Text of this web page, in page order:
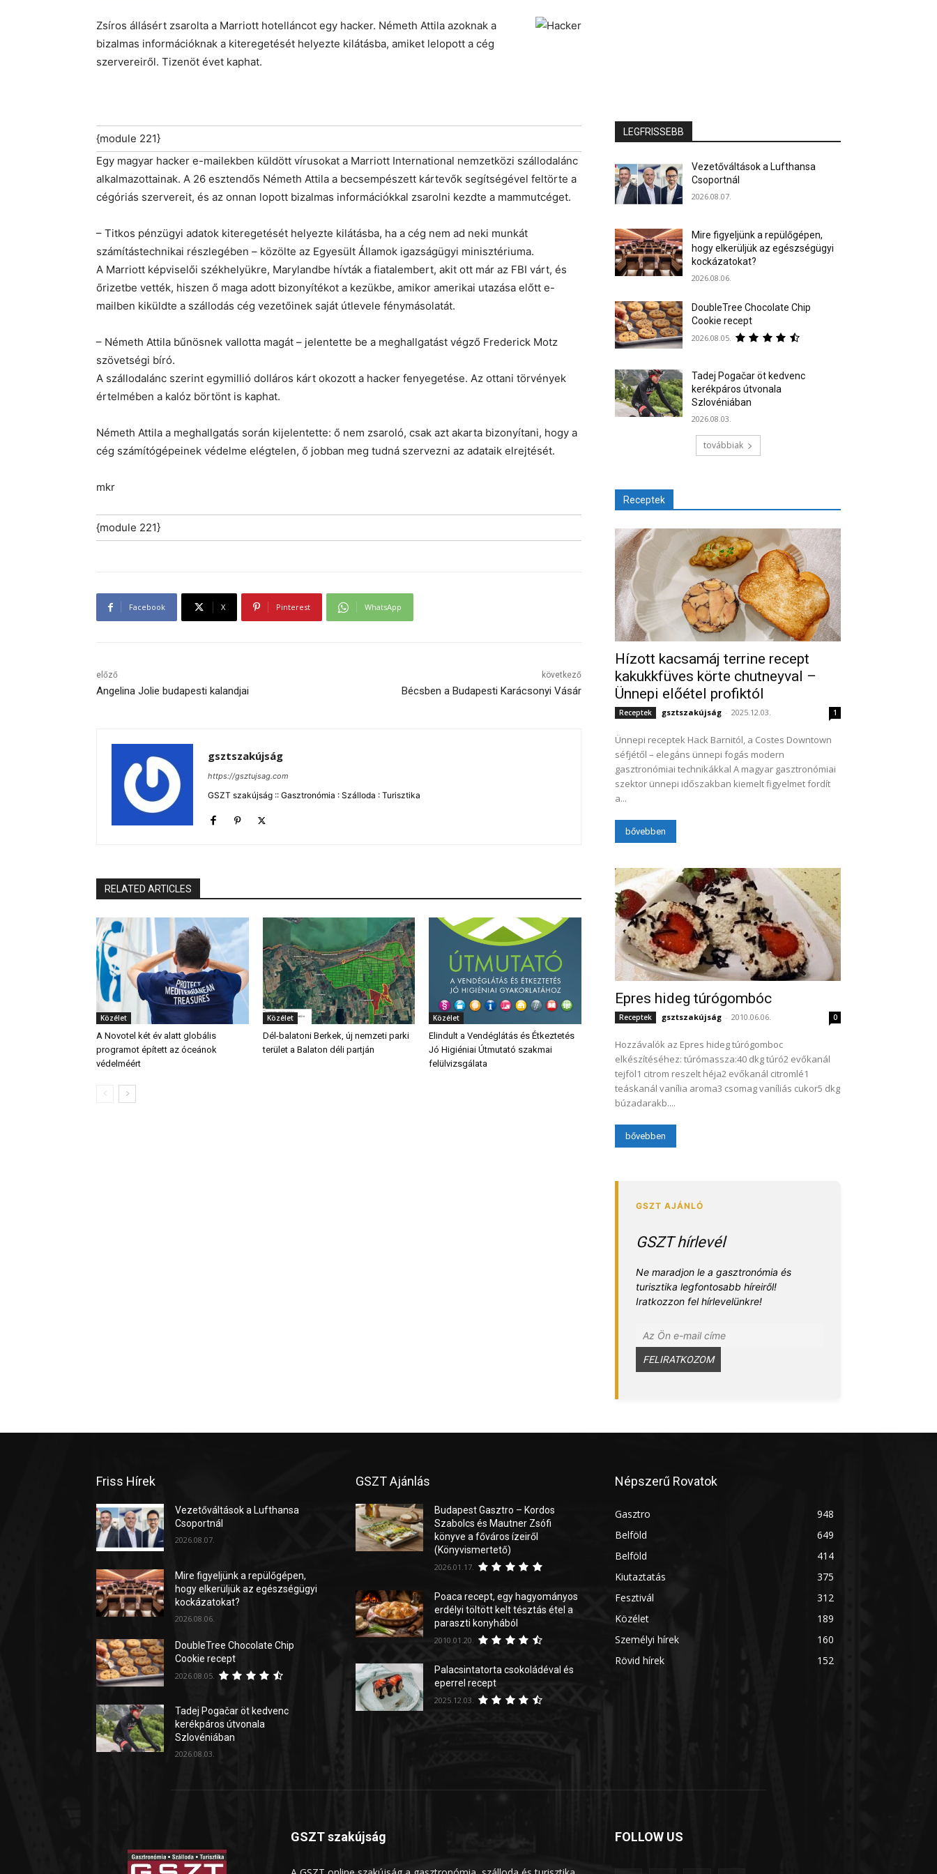
Zsíros állásért zsarolta a Marriott hotelláncot egy hacker. Németh Attila azoknak a
bizalmas információknak a kiteregetését helyezte kilátásba, amiket lelopott a cég
szervereiről. Tizenöt évet kaphat.
{module 221}
Egy magyar hacker e-mailekben küldött vírusokat a Marriott International nemzetközi szállodalánc
alkalmazottainak. A 26 esztendős Németh Attila a becsempészett kártevők segítségével feltörte a
cégóriás szervereit, és az onnan lopott bizalmas információkkal zsarolni kezdte a mammutcéget.
– Titkos pénzügyi adatok kiteregetését helyezte kilátásba, ha a cég nem ad neki munkát
számítástechnikai részlegében – közölte az Egyesült Államok igazságügyi minisztériuma.
A Marriott képviselői székhelyükre, Marylandbe hívták a fiatalembert, akit ott már az FBI várt, és
őrizetbe vették, hiszen ő maga adott bizonyítékot a kezükbe, amikor amerikai utazása előtt e-
mailben kiküldte a szállodás cég vezetőinek saját útlevele fénymásolatát.
– Németh Attila bűnösnek vallotta magát – jelentette be a meghallgatást végző Frederick Motz
szövetségi bíró.
A szállodalánc szerint egymillió dolláros kárt okozott a hacker fenyegetése. Az ottani törvények
értelmében a kalóz börtönt is kaphat.
Németh Attila a meghallgatás során kijelentette: ő nem zsaroló, csak azt akarta bizonyítani, hogy a
cég számítógépeinek védelme elégtelen, ő jobban meg tudná szervezni az adataik elrejtését.
mkr
{module 221}
Facebook X Pinterest WhatsApp
előző
Angelina Jolie budapesti kalandjai
következő
Bécsben a Budapesti Karácsonyi Vásár
gsztszakújság
https://gsztujsag.com
GSZT szakújság :: Gasztronómia : Szálloda : Turisztika
RELATED ARTICLES
Közélet
A Novotel két év alatt globális
programot épített az óceánok
védelméért
Közélet
Dél-balatoni Berkek, új nemzeti parki
terület a Balaton déli partján
Közélet
Elindult a Vendéglátás és Étkeztetés
Jó Higiéniai Útmutató szakmai
felülvizsgálata
LEGFRISSEBB
Vezetőváltások a Lufthansa
Csoportnál
2026.08.07.
Mire figyeljünk a repülőgépen,
hogy elkerüljük az egészségügyi
kockázatokat?
2026.08.06.
DoubleTree Chocolate Chip
Cookie recept
2026.08.05.
Tadej Pogačar öt kedvenc
kerékpáros útvonala
Szlovéniában
2026.08.03.
továbbiak
Receptek
Hízott kacsamáj terrine recept
kakukkfüves körte chutneyval –
Ünnepi előétel profiktól
Receptek gsztszakújság - 2025.12.03. 1
Ünnepi receptek Hack Barnitól, a Costes Downtown
séfjétől – elegáns ünnepi fogás modern
gasztronómiai technikákkal A magyar gasztronómiai
szektor ünnepi időszakban kiemelt figyelmet fordít
a...
bővebben
Epres hideg túrógombóc
Receptek gsztszakújság - 2010.06.06. 0
Hozzávalók az Epres hideg túrógomboc
elkészítéséhez: túrómassza:40 dkg túró2 evőkanál
tejföl1 citrom reszelt héja2 evőkanál citromlé1
teáskanál vanília aroma3 csomag vaníliás cukor5 dkg
búzadarakb....
bővebben
GSZT hírlevél
Ne maradjon le a gasztronómia és
turisztika legfontosabb híreiről!
Iratkozzon fel hírlevelünkre!
Friss Hírek
Vezetőváltások a Lufthansa
Csoportnál
2026.08.07.
Mire figyeljünk a repülőgépen,
hogy elkerüljük az egészségügyi
kockázatokat?
2026.08.06.
DoubleTree Chocolate Chip
Cookie recept
2026.08.05.
Tadej Pogačar öt kedvenc
kerékpáros útvonala
Szlovéniában
2026.08.03.
GSZT Ajánlás
Budapest Gasztro – Kordos
Szabolcs és Mautner Zsófi
könyve a főváros ízeiről
(Könyvismertető)
2026.01.17.
Poaca recept, egy hagyományos
erdélyi töltött kelt tésztás étel a
paraszti konyhából
2010.01.20.
Palacsintatorta csokoládéval és
eperrel recept
2025.12.03.
Népszerű Rovatok
Gasztro
948
Belföld
649
Belföld
414
Kiutaztatás
375
Fesztivál
312
Közélet
189
Személyi hírek
160
Rövid hírek
152
GSZT szakújság FOLLOW US